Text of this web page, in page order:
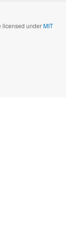
licensed underMIT